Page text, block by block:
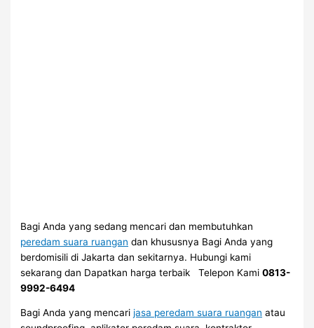
Bagi Anda yang sedang mencari dan membutuhkan
peredam suara ruangan dan khususnya Bagi Anda yang
berdomisili di Jakarta dan sekitarnya. Hubungi kami
sekarang dan Dapatkan harga terbaik Telepon Kami0813-
9992-6494
Bagi Anda yang mencarijasa peredam suara ruangan atau